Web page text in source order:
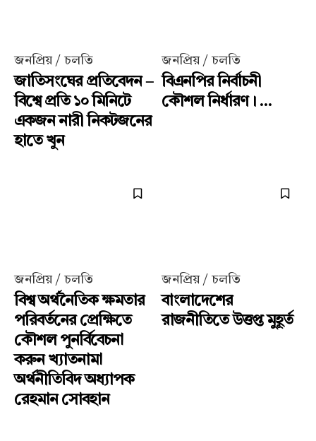
জনপ্রিয় / চলতি
জাতিসংঘের প্রতিবেদন –
বিশ্বে প্রতি ১০ মিনিটে
একজন নারী নিকটজনের
হাতে খুন
জনপ্রিয় / চলতি
বিএনপির নির্বাচনী
কৌশল নির্ধারণ। ...
জনপ্রিয় / চলতি
বিশ্ব অর্থনৈতিক ক্ষমতার
পরিবর্তনের প্রেক্ষিতে
কৌশল পুনর্বিবেচনা
করুন খ্যাতনামা
অর্থনীতিবিদ অধ্যাপক
রেহমান সোবহান
জনপ্রিয় / চলতি
বাংলাদেশের
রাজনীতিতে উত্তপ্ত মুহূর্ত